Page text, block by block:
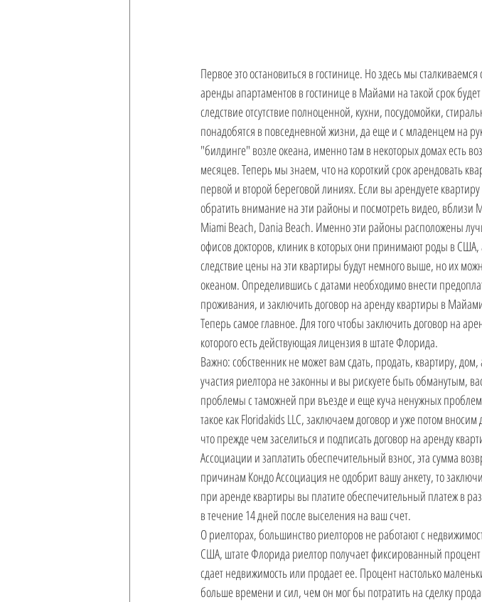
Первое это остановиться в гостинице. Но здесь мы
аренды апартаментов в гостинице в Майами на такой срок
следствие отсутствие полноценной, кухни, посудомойки,
понадобятся в повседневной жизни, да еще и с младенцем на
"билдинге" возле океана, именно там в некоторых домах есть
месяцев. Теперь мы знаем, что на короткий срок арендовать
первой и второй береговой линиях. Если вы арендуете
обратить внимание на эти районы и посмотреть видео,
Miami Beach, Dania Beach. Именно эти районы расположены
офисов докторов, клиник в которых они принимают роды в США,
следствие цены на эти квартиры будут немного выше, но их
океаном. Определившись с датами необходимо внести
проживания, и заключить договор на аренду квартиры в
Теперь самое главное. Для того чтобы заключить договор на
которого есть действующая лицензия в штате Флорида.
Важно: собственник не может вам сдать, продать, квартиру,
участия риелтора не законны и вы рискуете быть обманутым,
проблемы с таможней при въезде и еще куча ненужных
такое как Floridakids LLC, заключаем договор и уже потом
что прежде чем заселиться и подписать договор на аренду
Ассоциации и заплатить обеспечительный взнос, эта сумма
причинам Кондо Ассоциация не одобрит вашу анкету, то
при аренде квартиры вы платите обеспечительный платеж в
в течение 14 дней после выселения на ваш счет.
О риелторах, большинство риелторов не работают с
США, штате Флорида риелтор получает фиксированный процент
сдает недвижимость или продает ее. Процент настолько
больше времени и сил, чем он мог бы потратить на сделку